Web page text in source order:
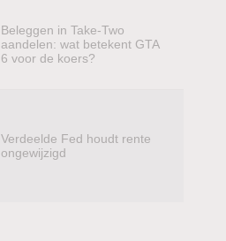
Beleggen in Take-Two
aandelen: wat betekent GTA
6 voor de koers?
Verdeelde Fed houdt rente
ongewijzigd